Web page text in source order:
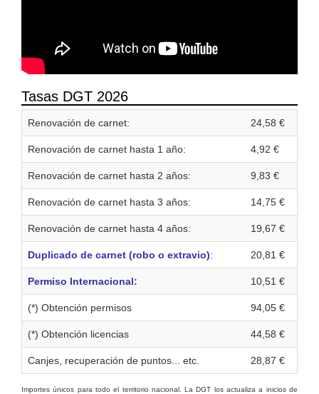
Tasas DGT 2026
Renovación de carnet: 24,58 €
Renovación de carnet hasta 1 año: 4,92 €
Renovación de carnet hasta 2 años: 9,83 €
Renovación de carnet hasta 3 años: 14,75 €
Renovación de carnet hasta 4 años: 19,67 €
Duplicado de carnet (robo o extravio): 20,81 €
Permiso Internacional: 10,51 €
(*) Obtención permisos 94,05 €
(*) Obtención licencias 44,58 €
Canjes, recuperación de puntos... etc. 28,87 €
Importes únicos para todo el territorio nacional. La DGT los actualiza a inicios de